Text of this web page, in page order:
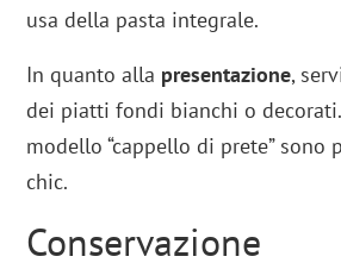
usa della pasta integrale.
In quanto alla presentazione,
dei piatti fondi bianchi o
modello “cappello di prete” sono
chic.
Conservazione